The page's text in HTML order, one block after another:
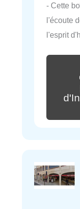
- Cette
l'écoute
l'esprit